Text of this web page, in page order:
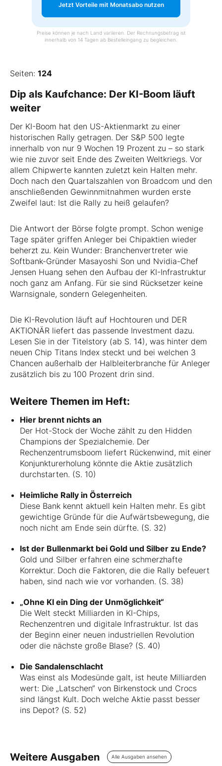
Jetzt Vorteile mit Monatsabo nutzen
Preise können je nach Land variieren. Der Rechnungsbetrag ist
innerhalb von 14 Tagen ab Bestelleingang zu begleichen.
Seiten: 124
Dip als Kaufchance: Der KI-Boom läuft
weiter
Der KI-Boom hat den US-Aktienmarkt zu einer
historischen Rally getragen. Der S&P 500 legte
innerhalb von nur 9 Wochen 19 Prozent zu – so stark
wie nie zuvor seit Ende des Zweiten Weltkriegs. Vor
allem Chipwerte kannten zuletzt kein Halten mehr.
Doch nach den Quartalszahlen von Broadcom und den
anschließenden Gewinnmitnahmen wurden erste
Zweifel laut: Ist die Rally zu heiß gelaufen?
Die Antwort der Börse folgte prompt. Schon wenige
Tage später griffen Anleger bei Chipaktien wieder
beherzt zu. Kein Wunder: Branchenvertreter wie
Softbank-Gründer Masayoshi Son und Nvidia-Chef
Jensen Huang sehen den Aufbau der KI-Infrastruktur
noch ganz am Anfang. Für sie sind Rücksetzer keine
Warnsignale, sondern Gelegenheiten.
Die KI-Revolution läuft auf Hochtouren und DER
AKTIONÄR liefert das passende Investment dazu.
Lesen Sie in der Titelstory (ab S. 14), was hinter dem
neuen Chip Titans Index steckt und bei welchen 3
Chancen außerhalb der Halbleiterbranche für Anleger
zusätzlich bis zu 100 Prozent drin sind.
Weitere Themen im Heft:
Hier brennt nichts an
Der Hot-Stock der Woche zählt zu den Hidden
Champions der Spezialchemie. Der
Rechenzentrumsboom liefert Rückenwind, mit einer
Konjunkturerholung könnte die Aktie zusätzlich
durchstarten. (S. 10)
Heimliche Rally in Österreich
Diese Bank kennt aktuell kein Halten mehr. Es gibt
gewichtige Gründe für die Aufwärtsbewegung, die
noch nicht am Ende sein dürfte. (S. 32)
Ist der Bullenmarkt bei Gold und Silber zu Ende?
Gold und Silber erfahren eine schmerzhafte
Korrektur. Doch die Faktoren, die die Rally befeuert
haben, sind nach wie vor vorhanden. (S. 38)
„Ohne KI ein Ding der Unmöglichkeit“
Die Welt steckt Milliarden in KI-Chips,
Rechenzentren und digitale Infrastruktur. Ist das
der Beginn einer neuen industriellen Revolution
oder die nächste große Blase? (S. 40)
Die Sandalenschlacht
Was einst als Modesünde galt, ist heute Milliarden
wert: Die „Latschen“ von Birkenstock und Crocs
sind längst Kult. Doch welche Aktie passt besser
ins Depot? (S. 52)
Weitere Ausgaben Alle Ausgaben ansehen